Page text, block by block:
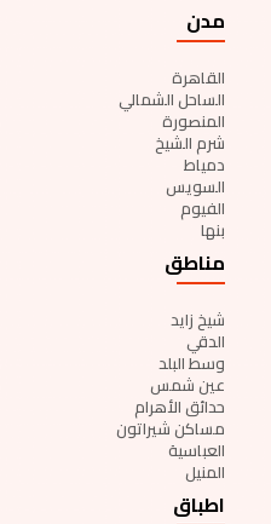
مدن
القاهرة
الساحل الشمالي
المنصورة
شرم الشيخ
دمياط
السويس
الفيوم
بنها
مناطق
شيخ زايد
الدقي
وسط البلد
عين شمس
حدائق الأهرام
مساكن شيراتون
العباسية
المنيل
اطباق